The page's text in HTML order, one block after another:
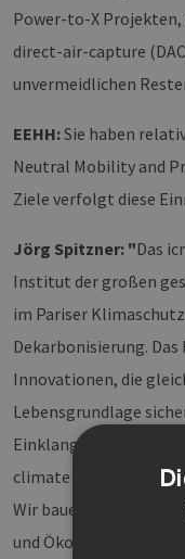
Power-to-X Projekten,
direct-air-capture
unvermeidlichen
EEHH:Sie haben
Neutral Mobility and
Ziele verfolgt diese
Jörg Spitzner: "Das
Institut der großen
im Pariser
Dekarbonisierung.
Innovationen, die
Lebensgrundlage
Einklang mit der
climate positive future
Wir bauen eine
und Ökologie. Weitere